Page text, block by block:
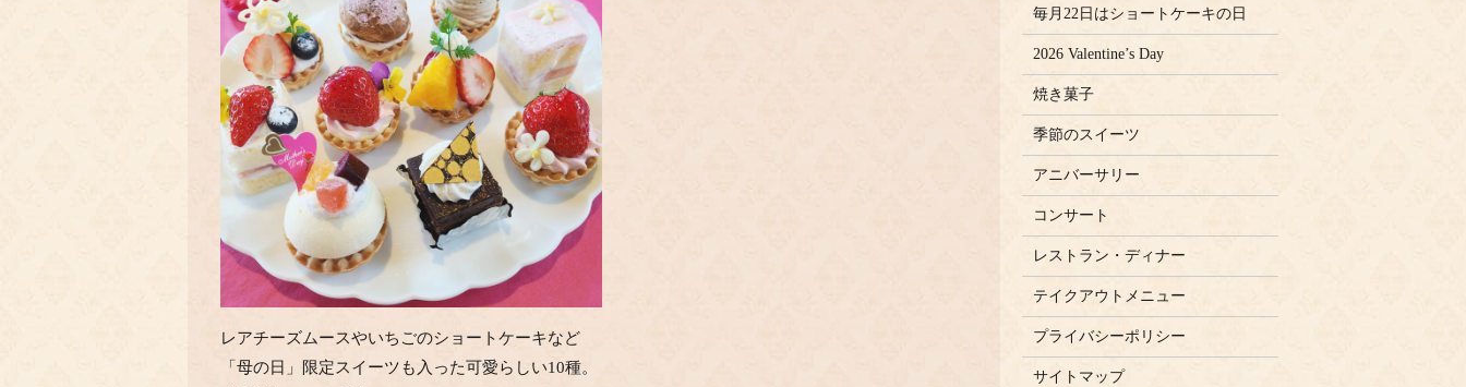
レアチーズムースやいちごのショートケーキなど
「母の日」限定スイーツも入った可愛らしい10種。
毎月22日はショートケーキの日
2026 Valentine’s Day
焼き菓子
季節のスイーツ
アニバーサリー
コンサート
レストラン・ディナー
テイクアウトメニュー
プライバシーポリシー
サイトマップ